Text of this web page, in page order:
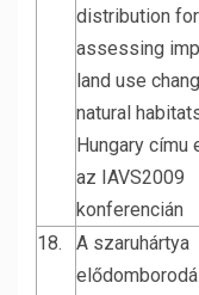
distribution for
assessing
land use
natural
Hungary címu
az IAVS2009
konferencián
18.
A szaruhártya